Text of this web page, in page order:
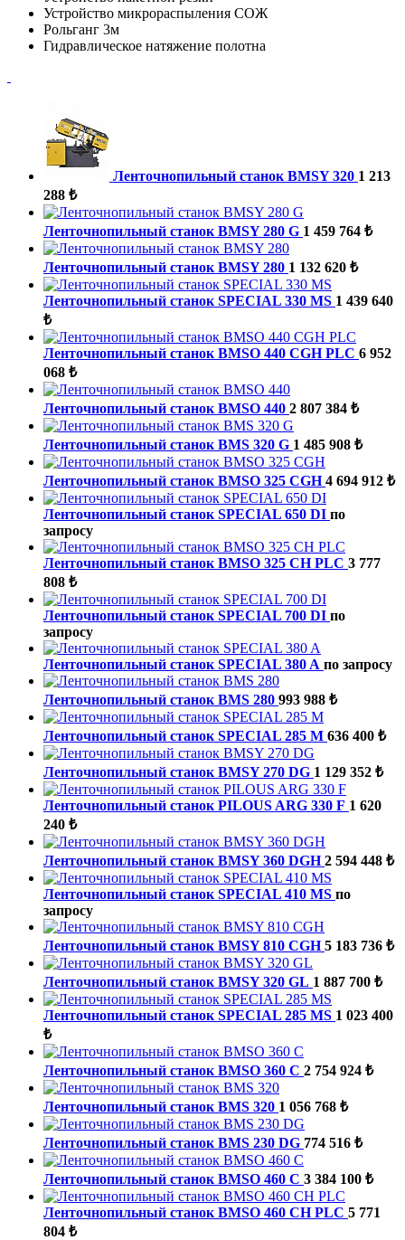
Устройство микрораспыления СОЖ
Рольганг 3м
Гидравлическое натяжение полотна
Ленточнопильный станок BMSY 320 1 213
288 ₺
Ленточнопильный станок BMSY 280 G 1 459 764 ₺
Ленточнопильный станок BMSY 280 1 132 620 ₺
Ленточнопильный станок SPECIAL 330 MS 1 439 640
₺
Ленточнопильный станок BMSO 440 CGH PLC 6 952
068 ₺
Ленточнопильный станок BMSO 440 2 807 384 ₺
Ленточнопильный станок BMS 320 G 1 485 908 ₺
Ленточнопильный станок BMSO 325 CGH 4 694 912 ₺
Ленточнопильный станок SPECIAL 650 DI по
запросу
Ленточнопильный станок BMSO 325 CH PLC 3 777
808 ₺
Ленточнопильный станок SPECIAL 700 DI по
запросу
Ленточнопильный станок SPECIAL 380 A по запросу
Ленточнопильный станок BMS 280 993 988 ₺
Ленточнопильный станок SPECIAL 285 M 636 400 ₺
Ленточнопильный станок BMSY 270 DG 1 129 352 ₺
Ленточнопильный станок PILOUS ARG 330 F 1 620
240 ₺
Ленточнопильный станок BMSY 360 DGH 2 594 448 ₺
Ленточнопильный станок SPECIAL 410 MS по
запросу
Ленточнопильный станок BMSY 810 CGH 5 183 736 ₺
Ленточнопильный станок BMSY 320 GL 1 887 700 ₺
Ленточнопильный станок SPECIAL 285 MS 1 023 400
₺
Ленточнопильный станок BMSO 360 C 2 754 924 ₺
Ленточнопильный станок BMS 320 1 056 768 ₺
Ленточнопильный станок BMS 230 DG 774 516 ₺
Ленточнопильный станок BMSO 460 C 3 384 100 ₺
Ленточнопильный станок BMSO 460 CH PLC 5 771
804 ₺